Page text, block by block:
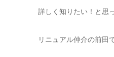
詳しく知りたい！と思
リニュアル仲介の前田